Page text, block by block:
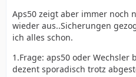
Aps50 zeigt aber immer noch
wieder aus..Sicherungen
ich alles schon.
1.Frage: aps50 oder
dezent sporadisch trotz